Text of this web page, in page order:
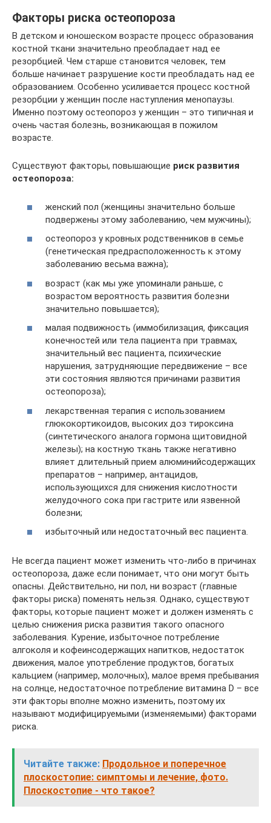
Факторы риска остеопороза
В детском и юношеском возрасте процесс образования
костной ткани значительно преобладает над ее
резорбцией. Чем старше становится человек, тем
больше начинает разрушение кости преобладать над ее
образованием. Особенно усиливается процесс костной
резорбции у женщин после наступления менопаузы.
Именно поэтому остеопороз у женщин – это типичная и
очень частая болезнь, возникающая в пожилом
возрасте.
Существуют факторы, повышающие риск развития
остеопороза:
женский пол (женщины значительно больше
подвержены этому заболеванию, чем мужчины);
остеопороз у кровных родственников в семье
(генетическая предрасположенность к этому
заболеванию весьма важна);
возраст (как мы уже упоминали раньше, с
возрастом вероятность развития болезни
значительно повышается);
малая подвижность (иммобилизация, фиксация
конечностей или тела пациента при травмах,
значительный вес пациента, психические
нарушения, затрудняющие передвижение – все
эти состояния являются причинами развития
остеопороза);
лекарственная терапия с использованием
глюкокортикоидов, высоких доз тироксина
(синтетического аналога гормона щитовидной
железы); на костную ткань также негативно
влияет длительный прием алюминийсодержащих
препаратов – например, антацидов,
использующихся для снижения кислотности
желудочного сока при гастрите или язвенной
болезни;
избыточный или недостаточный вес пациента.
Не всегда пациент может изменить что-либо в причинах
остеопороза, даже если понимает, что они могут быть
опасны. Действительно, ни пол, ни возраст (главные
факторы риска) поменять нельзя. Однако, существуют
факторы, которые пациент может и должен изменять с
целью снижения риска развития такого опасного
заболевания. Курение, избыточное потребление
алгоколя и кофеинсодержащих напитков, недостаток
движения, малое употребление продуктов, богатых
кальцием (например, молочных), малое время пребывания
на солнце, недостаточное потребление витамина D – все
эти факторы вполне можно изменить, поэтому их
называют модифицируемыми (изменяемыми) факторами
риска.
Читайте также: Продольное и поперечное
плоскостопие: симптомы и лечение, фото.
Плоскостопие - что такое?